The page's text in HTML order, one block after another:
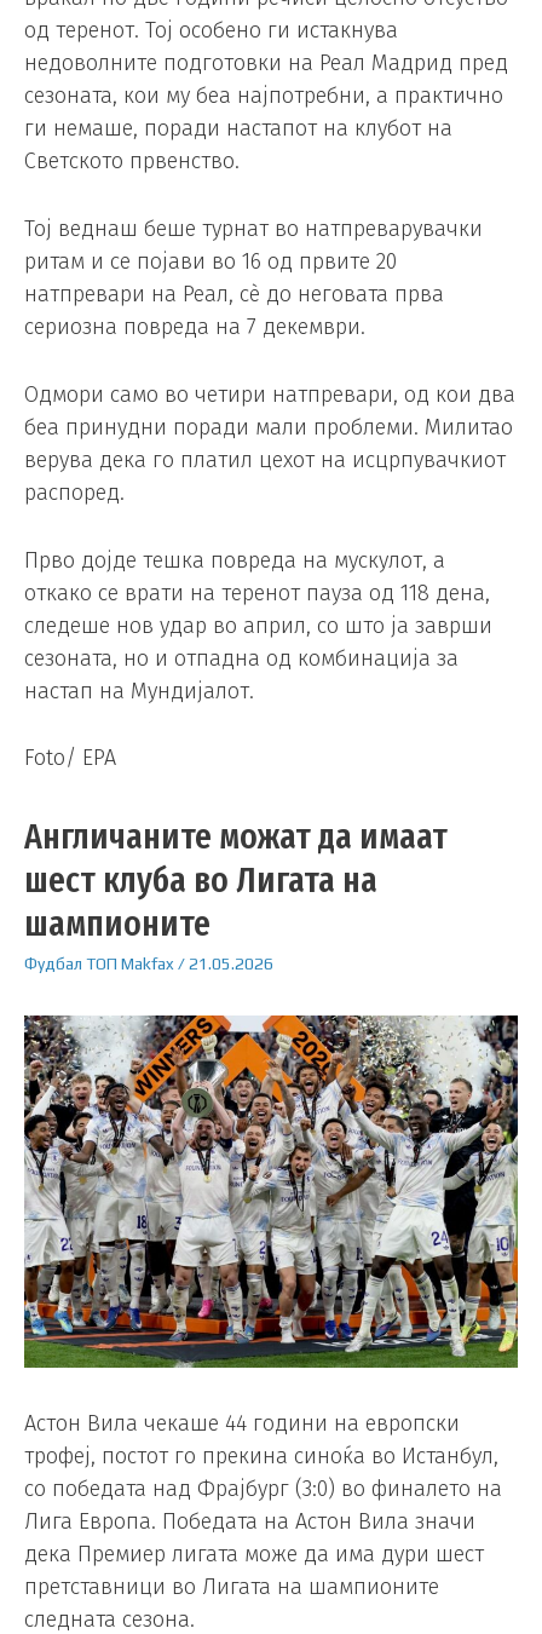
од теренот. Тој особено ги истакнува
недоволните подготовки на Реал Мадрид пред
сезоната, кои му беа најпотребни, а практично
ги немаше, поради настапот на клубот на
Светското првенство.
Тој веднаш беше турнат во натпреварувачки
ритам и се појави во 16 од првите 20
натпревари на Реал, сè до неговата прва
сериозна повреда на 7 декември.
Одмори само во четири натпревари, од кои два
беа принудни поради мали проблеми. Милитао
верува дека го платил цехот на исцрпувачкиот
распоред.
Прво дојде тешка повреда на мускулот, а
откако се врати на теренот пауза од 118 дена,
следеше нов удар во април, со што ја заврши
сезоната, но и отпадна од комбинација за
настап на Мундијалот.
Foto/ EPA
Англичаните можат да имаат
шест клуба во Лигата на
шампионите
Фудбал ТОП Makfax /21.05.2026
Астон Вила чекаше 44 години на европски
трофеј, постот го прекина синоќа во Истанбул,
со победата над Фрајбург (3:0) во финалето на
Лига Европа. Победата на Астон Вила значи
дека Премиер лигата може да има дури шест
претставници во Лигата на шампионите
следната сезона.